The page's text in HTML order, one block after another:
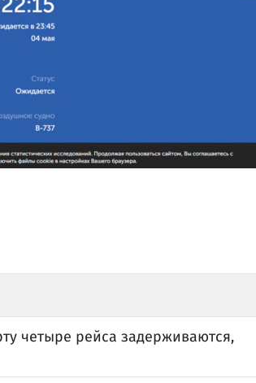
четыре рейса задерживаются,